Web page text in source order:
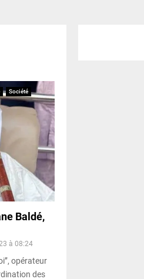
Société
Baldé,
à 08:24
opérateur
des